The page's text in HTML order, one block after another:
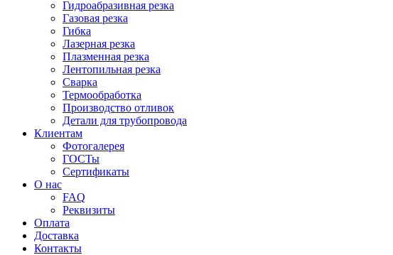
Гидроабразивная резка
Газовая резка
Гибка
Лазерная резка
Плазменная резка
Лентопильная резка
Сварка
Термообработка
Производство отливок
Детали для трубопровода
Клиентам
Фотогалерея
ГОСТы
Сертификаты
О нас
FAQ
Реквизиты
Оплата
Доставка
Контакты